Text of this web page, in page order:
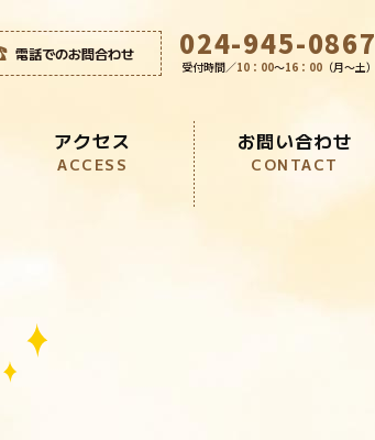
電話でのお問合わせ 024-945-0867
受付時間／10：00～16：00 （月～土）
アクセス
ACCESS
お問い合わせ
CONTACT